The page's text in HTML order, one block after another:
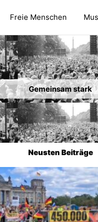
Freie Menschen
Gemeinsamstark
Neusten Beiträge